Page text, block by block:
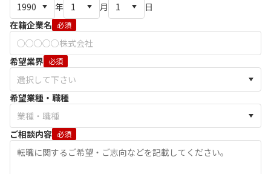
年 月
日
在籍企業名 必須
希望業界 必須
希望業種・職種
ご相談内容 必須